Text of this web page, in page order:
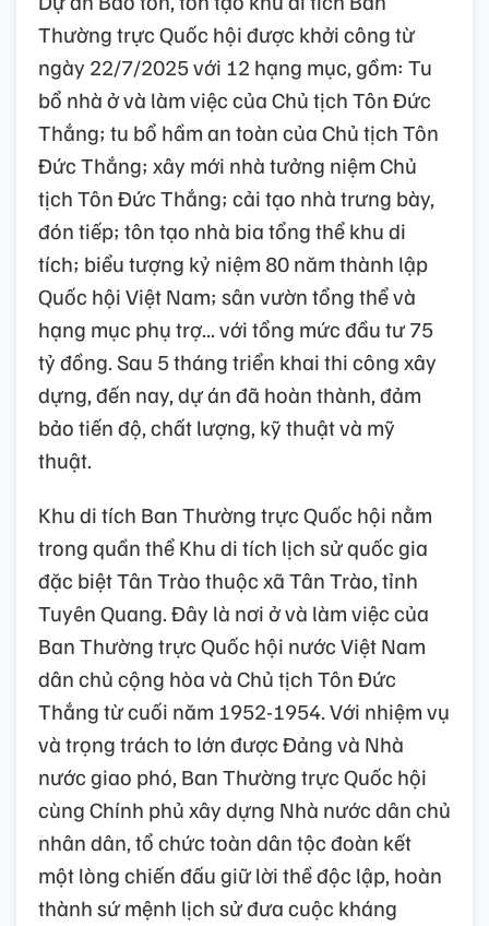
Thường trực Quốc hội được khởi công từ
ngày 22/7/2025 với 12 hạng mục, gồm: Tu
bổ nhà ở và làm việc của Chủ tịch Tôn Đức
Thắng; tu bổ hầm an toàn của Chủ tịch Tôn
Đức Thắng; xây mới nhà tưởng niệm Chủ
tịch Tôn Đức Thắng; cải tạo nhà trưng bày,
đón tiếp; tôn tạo nhà bia tổng thể khu di
tích; biểu tượng kỷ niệm 80 năm thành lập
Quốc hội Việt Nam; sân vườn tổng thể và
hạng mục phụ trợ... với tổng mức đầu tư 75
tỷ đồng. Sau 5 tháng triển khai thi công xây
dựng, đến nay, dự án đã hoàn thành, đảm
bảo tiến độ, chất lượng, kỹ thuật và mỹ
thuật.
Khu di tích Ban Thường trực Quốc hội nằm
trong quần thể Khu di tích lịch sử quốc gia
đặc biệt Tân Trào thuộc xã Tân Trào, tỉnh
Tuyên Quang. Đây là nơi ở và làm việc của
Ban Thường trực Quốc hội nước Việt Nam
dân chủ cộng hòa và Chủ tịch Tôn Đức
Thắng từ cuối năm 1952-1954. Với nhiệm vụ
và trọng trách to lớn được Đảng và Nhà
nước giao phó, Ban Thường trực Quốc hội
cùng Chính phủ xây dựng Nhà nước dân chủ
nhân dân, tổ chức toàn dân tộc đoàn kết
một lòng chiến đấu giữ lời thề độc lập, hoàn
thành sứ mệnh lịch sử đưa cuộc kháng